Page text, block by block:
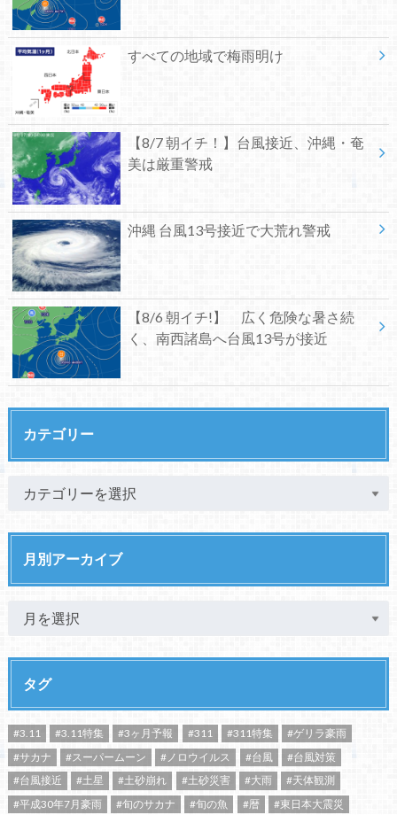
すべての地域で梅雨明け
【8/7 朝イチ！】台風接近、沖縄・奄
美は厳重警戒
沖縄 台風13号接近で大荒れ警戒
【8/6 朝イチ!】 広く危険な暑さ続
く、南西諸島へ台風13号が接近
カテゴリー
月別アーカイブ
タグ
#3.11 #3.11特集 #3ヶ月予報 #311 #311特集
#ゲリラ豪雨
#サカナ
#スーパームーン #ノロウイルス #台風
#台風対策
#台風接近
#土星 #土砂崩れ #土砂災害 #大雨
#天体観測
#平成30年7月豪雨
#旬のサカナ #旬の魚 #暦
#東日本大震災